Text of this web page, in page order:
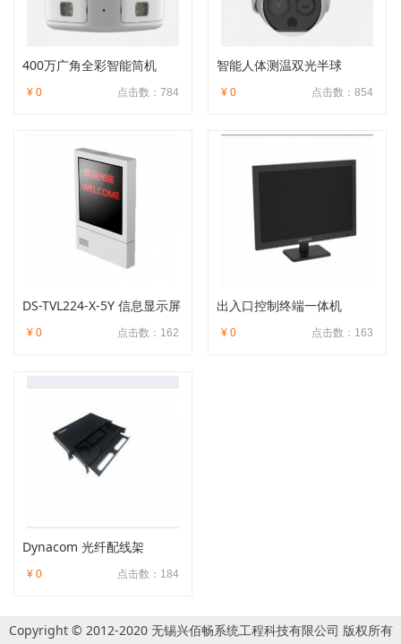
400万广角全彩智能筒机
点击数：784
¥ 0
智能人体测温双光半球
点击数：854
¥ 0
DS-TVL224-X-5Y 信息显示屏
点击数：162
¥ 0
出入口控制终端一体机
点击数：163
¥ 0
Dynacom 光纤配线架
点击数：184
¥ 0
Copyright © 2012-2020 无锡兴佰畅系统工程科技有限公司 版权所有